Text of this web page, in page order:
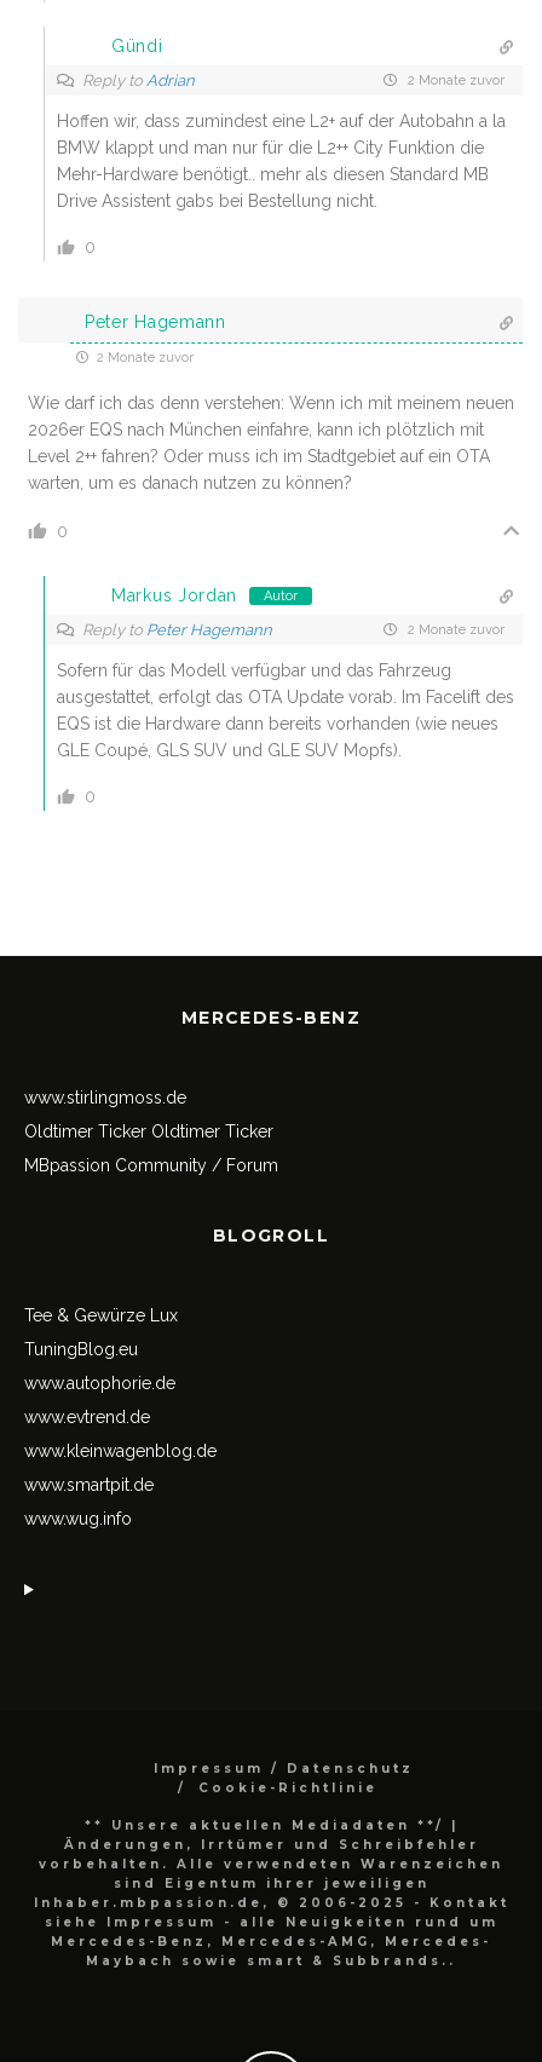
Gündi
Reply to Adrian 2 Monate zuvor
Hoffen wir, dass zumindest eine L2+ auf der Autobahn a la
BMW klappt und man nur für die L2++ City Funktion die
Mehr-Hardware benötigt.. mehr als diesen Standard MB
Drive Assistent gabs bei Bestellung nicht.
0
Peter Hagemann
2 Monate zuvor
Wie darf ich das denn verstehen: Wenn ich mit meinem neuen
2026er EQS nach München einfahre, kann ich plötzlich mit
Level 2++ fahren? Oder muss ich im Stadtgebiet auf ein OTA
warten, um es danach nutzen zu können?
0
Markus Jordan Autor
Reply to Peter Hagemann 2 Monate zuvor
Sofern für das Modell verfügbar und das Fahrzeug
ausgestattet, erfolgt das OTA Update vorab. Im Facelift des
EQS ist die Hardware dann bereits vorhanden (wie neues
GLE Coupé, GLS SUV und GLE SUV Mopfs).
0
MERCEDES-BENZ
www.stirlingmoss.de
Oldtimer Ticker Oldtimer Ticker
MBpassion Community / Forum
BLOGROLL
Tee & Gewürze Lux
TuningBlog.eu
www.autophorie.de
www.evtrend.de
www.kleinwagenblog.de
www.smartpit.de
www.wug.info
Impressum / Datenschutz
Cookie-Richtlinie
** Unsere aktuellen Mediadaten **/
Änderungen, Irrtümer und Schreibfehler
vorbehalten. Alle verwendeten Warenzeichen
sind Eigentum ihrer jeweiligen
Inhaber.mbpassion.de, © 2006-2025 - Kontakt
siehe Impressum - alle Neuigkeiten rund um
Mercedes-Benz, Mercedes-AMG, Mercedes-
Maybach sowie smart & Subbrands..